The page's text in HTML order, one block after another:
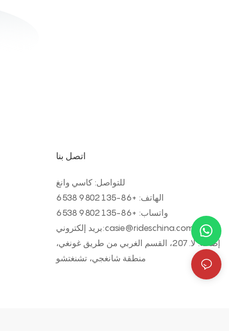
اتصل بنا
للتواصل: كاسي وانغ
الهاتف: +86-135 9802 6538
واتساب: +86-135 9802 6538
بريد إلكتروني:casie@rideschina.com
إضافة: لا. 207، القسم الغربي من طريق غونغي،
منطقة شانغجي، تشنغتشو